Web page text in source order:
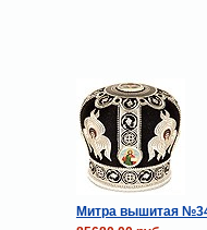
Митра вышитая